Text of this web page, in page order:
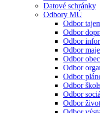
Datové schránky
Odbory MÚ
Odbor
Odbor
Odbor
Odbor
Odbor
Odbor
Odbor
Odbor
Odbor
Odbor